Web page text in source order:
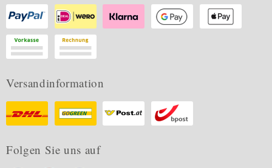
Versandinformation
Folgen Sie uns auf